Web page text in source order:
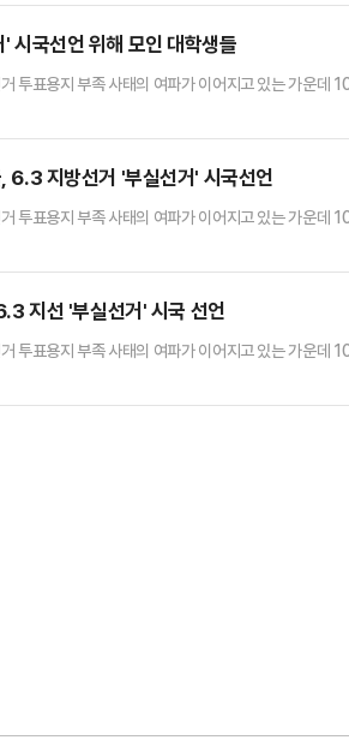
시국선언 위해 모인 대학생들
투표용지 부족 사태의 여파가 이어지고 있는 가운데
6.3 지방선거 '부실선거' 시국선언
투표용지 부족 사태의 여파가 이어지고 있는 가운데
지선 '부실선거' 시국 선언
투표용지 부족 사태의 여파가 이어지고 있는 가운데